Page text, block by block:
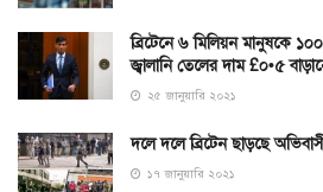
ব্রিটেনে ৬ মিলিয়ন মানুষকে
জ্বালানি তেলের দাম £০•৫
২৫ জানুয়ারি ২০২১
দলে দলে ব্রিটেন ছাড়ছে
১৭ জানুয়ারি ২০২১